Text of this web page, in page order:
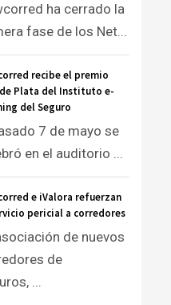
ha cerrado la
fase de los Net...
recibe el premio
Plata del Instituto e-
del Seguro
7 de mayo se
en el auditorio ...
e iValora refuerzan
pericial a corredores
de nuevos
de
...